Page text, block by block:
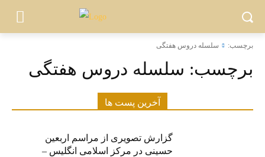
برچسب: سلسله دروس هفتگی
برچسب: سلسله دروس هفتگی
آخرین پست ها
گزارش تصویری از مراسم اربعین
حسینی در مرکز اسلامی انگلیس –